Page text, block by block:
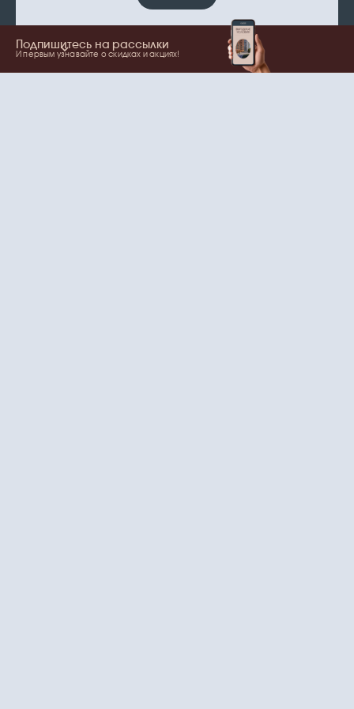
Подпишитесь на рассылки
И первым узнавайте о скидках и акциях!